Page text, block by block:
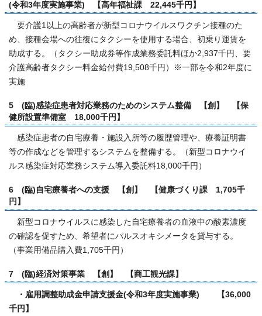
(令和3年度実施事業) 【高年福祉課 22,445千円】
要介護1以上の高齢者が新型コロナウイルスワクチン接種のた
め、接種会場への往復にタクシーを使用する場合、初乗り運賃を
助成する。（タクシー助成券等作成業務委託料ほか2,937千円、要
介護高齢者タクシー料金給付費19,508千円）※一部を令和2年度に
実施
5 (臨)感染症患者対応業務のためのシステム整備 【創】 【保
健所設置準備室 18,000千円】
感染症患者の自宅療養・施設入所等の履歴管理や、療養証明書
等の作成などを管理するシステムを整備する。（新型コロナウイ
ルス感染症対応業務システム導入委託料18,000千円）
6 (臨)自宅療養者への支援 【創】 【健康づくり課 1,705千
円】
新型コロナウイルスに感染した自宅療養者の血液中の酸素濃度
の確認を促すため、希望者にパルスオキシメータを貸与する。
（事業用備品購入費1,705千円）
7 (臨)経済対策事業 【創】 【商工観光課】
・雇用調整助成金申請支援金(令和3年度実施事業) 【36,000
千円】